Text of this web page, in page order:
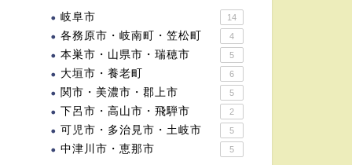
岐阜市 14
各務原市・岐南町・笠松町 4
本巣市・山県市・瑞穂市 5
大垣市・養老町 6
関市・美濃市・郡上市 5
下呂市・高山市・飛騨市 2
可児市・多治見市・土岐市 5
中津川市・恵那市 5